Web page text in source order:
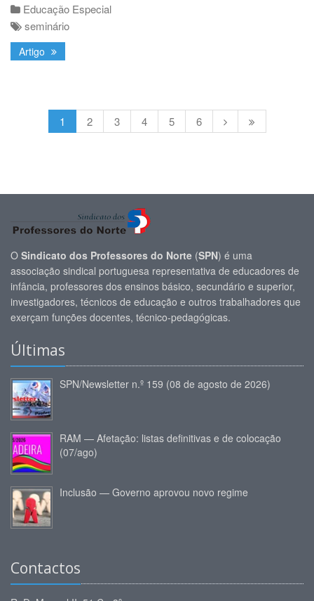
Educação Especial
seminário
Artigo
1 2 3 4 5 6
O Sindicato dos Professores do Norte (SPN) é uma
associação sindical portuguesa representativa de educadores de
infância, professores dos ensinos básico, secundário e superior,
investigadores, técnicos de educação e outros trabalhadores que
exerçam funções docentes, técnico-pedagógicas.
Últimas
SPN/Newsletter n.º 159 (08 de agosto de 2026)
RAM — Afetação: listas definitivas e de colocação
(07/ago)
Inclusão — Governo aprovou novo regime
Contactos